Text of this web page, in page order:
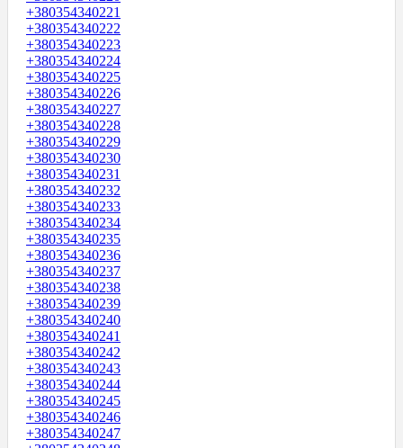
+380354340221
+380354340222
+380354340223
+380354340224
+380354340225
+380354340226
+380354340227
+380354340228
+380354340229
+380354340230
+380354340231
+380354340232
+380354340233
+380354340234
+380354340235
+380354340236
+380354340237
+380354340238
+380354340239
+380354340240
+380354340241
+380354340242
+380354340243
+380354340244
+380354340245
+380354340246
+380354340247